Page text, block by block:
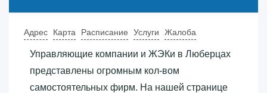
Адрес Карта Расписание Услуги Жалоба
Управляющие компании и ЖЭКи в Люберцах
представлены огромным кол-вом
самостоятельных фирм. На нашей странице